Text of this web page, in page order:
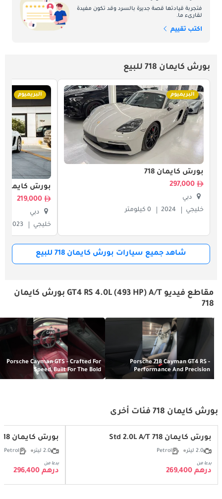
فتجربة قيادتها قصة جديرة بالسرد وقد تكون مفيدة
لقارىء ما.
اكتب تقييم
بورش كايمان 718 للبيع
البريميوم
بورش كايمان 718
297,000
دبي
خليجي
2024 0 كيلومتر
البريميوم
بورش كايمان 718
219,000
دبي
خليجي
2023
شاهد جميع سيارات بورش كايمان 718 للبيع
مقاطع فيديو GT4 RS 4.0L (493 HP) A/T بورش كايمان
718
Porsche 718 Cayman GT4 RS -
Performance And Precision
Porsche Cayman GTS - Crafted For
Speed, Built For The Bold
بورش كايمان 718 فئات أخرى
بورش كايمان 718 Std 2.0L A/T
2.0 ليتر Petrol
بدءا من
درهم 269,400
بورش كايمان 718 Style Edition (295 HP) A/T
2.0 ليتر Petrol
بدءا من
درهم 296,400